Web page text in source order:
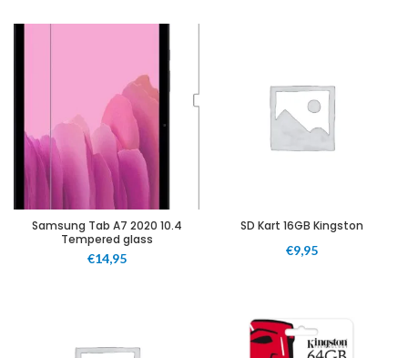
Samsung Tab A7 2020 10.4
Tempered glass
€14,95
SD Kart 16GB Kingston
€9,95